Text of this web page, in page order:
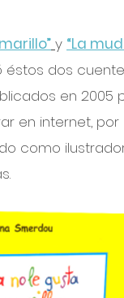
y “La
éstos dos
en
en internet, por
como